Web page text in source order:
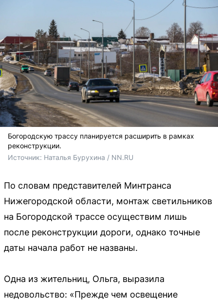
Богородскую трассу планируется расширить в рамках
реконструкции.
Источник: Наталья Бурухина / NN.RU
По словам представителей Минтранса
Нижегородской области, монтаж светильников
на Богородской трассе осуществим лишь
после реконструкции дороги, однако точные
даты начала работ не названы.
Одна из жительниц, Ольга, выразила
недовольство: «Прежде чем освещение